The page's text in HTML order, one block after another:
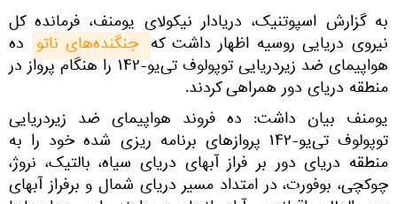
به گزارش اسپوتنیک، دریادار نیکولای یومنف، فرمانده کل
نیروی دریایی روسیه اظهار داشت که جنگنده‌های ناتو ده
هواپیمای ضد زیردریایی توپولوف تی‌یو-۱۴۲ را هنگام پرواز در
منطقه دریای دور همراهی کردند.
یومنف بیان داشت: ده فروند هواپیمای ضد زیردریایی
توپولوف تی‌یو-۱۴۲ پروازهای برنامه ریزی شده خود را به
منطقه دریای دور بر فراز آبهای دریای سیاه، بالتیک، نروژ،
چوکچی، بوفورت، در امتداد مسیر دریای شمال و برفراز آبهای